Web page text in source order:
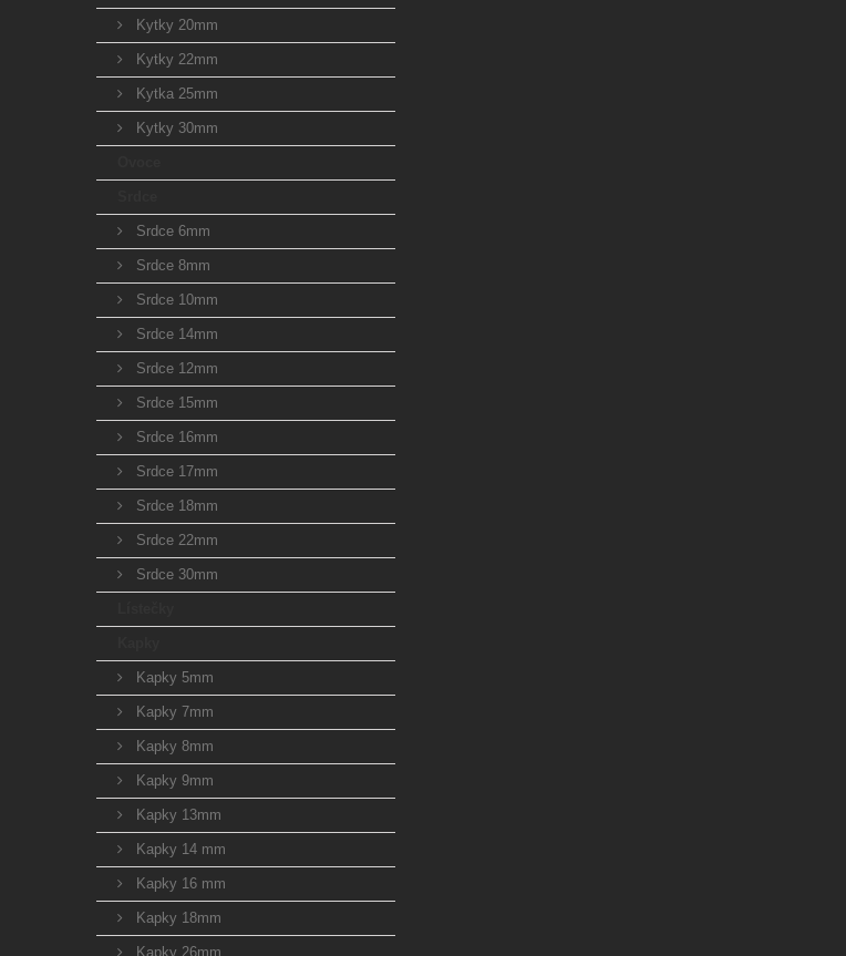
Kytky 20mm
Kytky 22mm
Kytka 25mm
Kytky 30mm
Srdce 6mm
Srdce 8mm
Srdce 10mm
Srdce 14mm
Srdce 12mm
Srdce 15mm
Srdce 16mm
Srdce 17mm
Srdce 18mm
Srdce 22mm
Srdce 30mm
Kapky 5mm
Kapky 7mm
Kapky 8mm
Kapky 9mm
Kapky 13mm
Kapky 14 mm
Kapky 16 mm
Kapky 18mm
Kapky 26mm